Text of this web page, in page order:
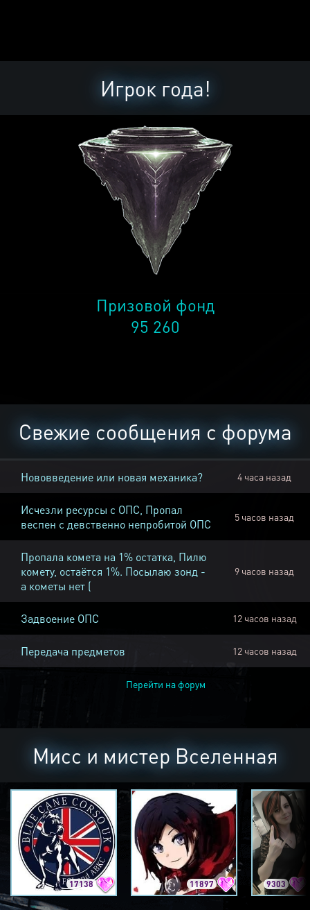
Игрок года!
Призовой фонд
95 260
Свежие сообщения с форума
Нововведение или новая механика? 4 часа назад
Исчезли ресурсы с ОПС, Пропал
веспен с девственно непробитой ОПС
5 часов назад
Пропала комета на 1% остатка, Пилю
комету, остаётся 1%. Посылаю зонд -
а кометы нет (
9 часов назад
Задвоение ОПС 12 часов назад
Передача предметов 12 часов назад
Перейти на форум
Мисс и мистер Вселенная
17138 11897 9303